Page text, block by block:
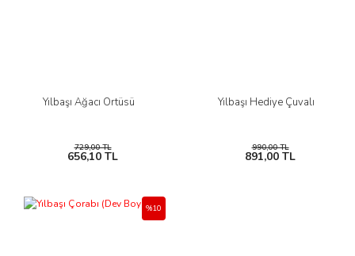
Yılbaşı Ağacı Örtüsü
729,00 TL
656,10 TL
Yılbaşı Hediye Çuvalı
990,00 TL
891,00 TL
%10